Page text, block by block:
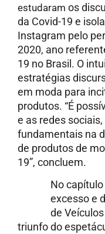
estudaram os
da Covid-19 e
Instagram pelo
2020, ano
19 no Brasil. O
estratégias
em moda para
produtos. “É
e as redes
fundamentais na
de produtos de
19”, concluem.
No
excesso e
de
triunfo do